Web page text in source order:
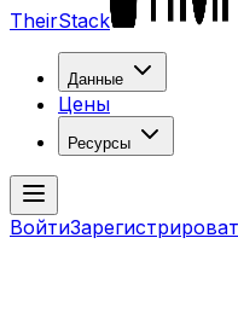
TheirStack
Данные
Цены
Ресурсы
Войти